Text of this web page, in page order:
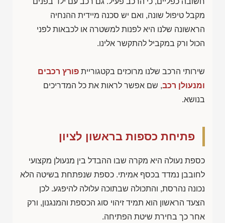
מקבל טיפול שונה, ואם יש סכנה מיידית ההנחיה
הראשונה שלנו היא לפנות למשטרה או לכבאות לפני
הכול ורק במקביל להתקשר אלינו.
שירותי הרכב שלנו מרוכזים בקטגוריית פורץ רכבים
ומנעולן רכב, שם אפשר לראות את כל המדריכים
בנושא.
פתיחת כספות בראשון לציון
כספת נעולה היא מקרה שבו ההבדל בין מנעולן מקצועי
לחובבן נמדד בכסף אמיתי. כספת שנפתחת בשיטה הלא
נכונה נהרסת, והתכולה שבתוכה עלולה להיפגע. לכן
הצעד הראשון הוא תמיד זיהוי סוג הכספת והמנגנון, ורק
אחר כך בחירת שיטת הפתיחה.